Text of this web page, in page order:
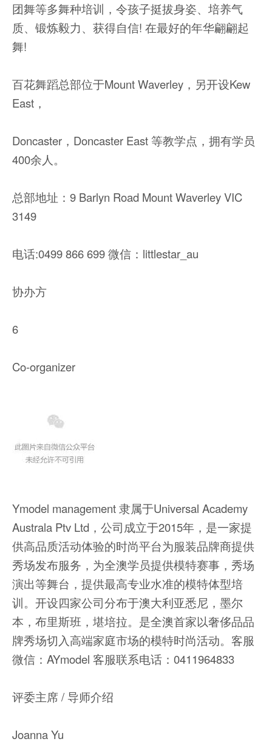
团舞等多舞种培训，令孩子挺拔身姿、培养气
质、锻炼毅力、获得自信! 在最好的年华翩翩起
舞!
百花舞蹈总部位于Mount Waverley，另开设Kew
East，
Doncaster，Doncaster East 等教学点，拥有学员
400余人。
总部地址：9 Barlyn Road Mount Waverley VIC
3149
电话:0499 866 699 微信：littlestar_au
协办方
6
Co-organizer
Ymodel management 隶属于Universal Academy
Australa Ptv Ltd，公司成立于2015年，是一家提
供高品质活动体验的时尚平台为服装品牌商提供
秀场发布服务，为全澳学员提供模特赛事，秀场
演出等舞台，提供最高专业水准的模特体型培
训。开设四家公司分布于澳大利亚悉尼，墨尔
本，布里斯班，堪培拉。是全澳首家以奢侈品品
牌秀场切入高端家庭市场的模特时尚活动。客服
微信：AYmodel 客服联系电话：0411964833
评委主席 / 导师介绍
Joanna Yu